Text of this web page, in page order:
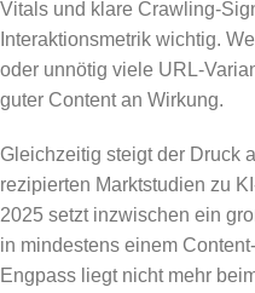
Vitals und klare Crawling-
Interaktionsmetrik wichtig.
oder unnötig viele URL-
guter Content an Wirkung.
Gleichzeitig steigt der Druck
rezipierten Marktstudien zu
2025 setzt inzwischen ein
in mindestens einem
Engpass liegt nicht mehr